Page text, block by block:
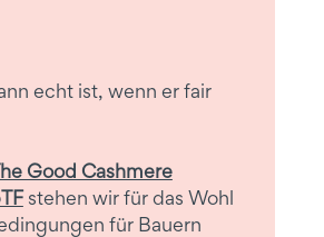
echt ist, wenn er fair
Good Cashmere
stehen wir für das Wohl
für Bauern